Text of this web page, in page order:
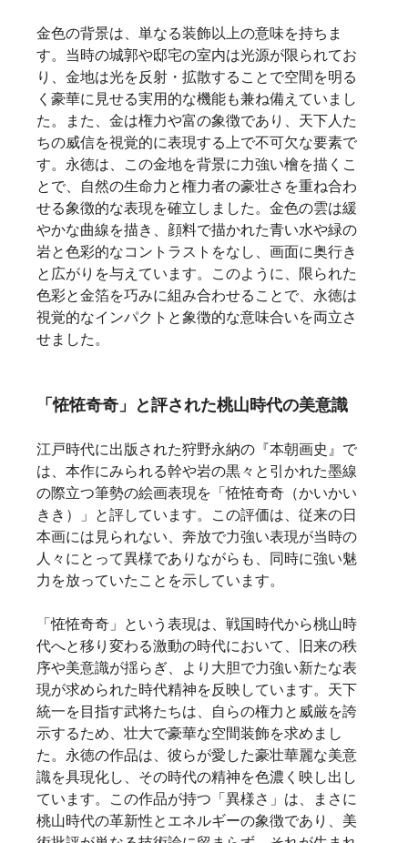
金色の背景は、単なる装飾以上の意味を持ちま
す。当時の城郭や邸宅の室内は光源が限られてお
り、金地は光を反射・拡散することで空間を明る
く豪華に見せる実用的な機能も兼ね備えていまし
た。また、金は権力や富の象徴であり、天下人た
ちの威信を視覚的に表現する上で不可欠な要素で
す。永徳は、この金地を背景に力強い檜を描くこ
とで、自然の生命力と権力者の豪壮さを重ね合わ
せる象徴的な表現を確立しました。金色の雲は緩
やかな曲線を描き、顔料で描かれた青い水や緑の
岩と色彩的なコントラストをなし、画面に奥行き
と広がりを与えています。このように、限られた
色彩と金箔を巧みに組み合わせることで、永徳は
視覚的なインパクトと象徴的な意味合いを両立さ
せました。
「恠恠奇奇」と評された桃山時代の美意識
江戸時代に出版された狩野永納の『本朝画史』で
は、本作にみられる幹や岩の黒々と引かれた墨線
の際立つ筆勢の絵画表現を「恠恠奇奇（かいかい
きき）」と評しています。この評価は、従来の日
本画には見られない、奔放で力強い表現が当時の
人々にとって異様でありながらも、同時に強い魅
力を放っていたことを示しています。
「恠恠奇奇」という表現は、戦国時代から桃山時
代へと移り変わる激動の時代において、旧来の秩
序や美意識が揺らぎ、より大胆で力強い新たな表
現が求められた時代精神を反映しています。天下
統一を目指す武将たちは、自らの権力と威厳を誇
示するため、壮大で豪華な空間装飾を求めまし
た。永徳の作品は、彼らが愛した豪壮華麗な美意
識を具現化し、その時代の精神を色濃く映し出し
ています。この作品が持つ「異様さ」は、まさに
桃山時代の革新性とエネルギーの象徴であり、美